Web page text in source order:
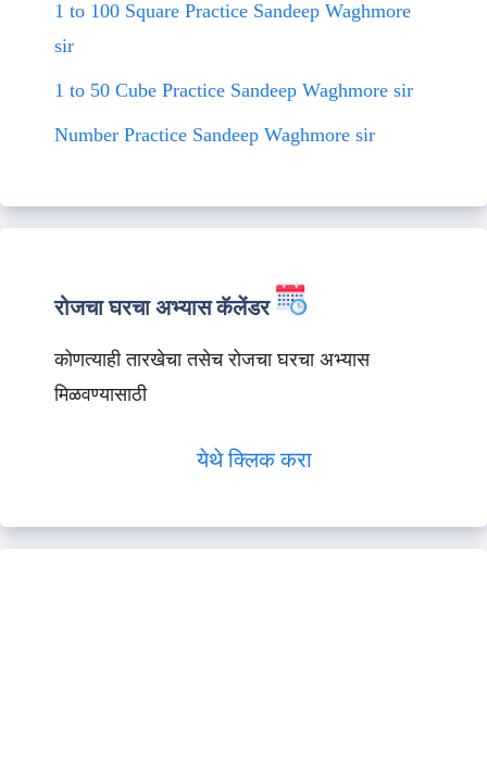
1 to 100 Square Practice Sandeep Waghmore
sir
1 to 50 Cube Practice Sandeep Waghmore sir
Number Practice Sandeep Waghmore sir
रोजचा घरचा अभ्यास कॅलेंडर
कोणत्याही तारखेचा तसेच रोजचा घरचा अभ्यास
मिळवण्यासाठी
येथे क्लिक करा